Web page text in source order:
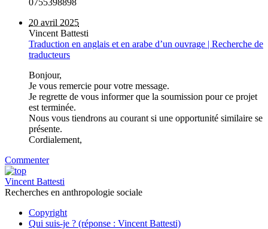
20 avril 2025
Vincent Battesti
Traduction en anglais et en arabe d’un ouvrage | Recherche de
traducteurs
Bonjour,
Je vous remercie pour votre message.
Je regrette de vous informer que la soumission pour ce projet
est terminée.
Nous vous tiendrons au courant si une opportunité similaire se
présente.
Cordialement,
Commenter
Vincent Battesti
Recherches en anthropologie sociale
Copyright
Qui suis-je ? (réponse : Vincent Battesti)